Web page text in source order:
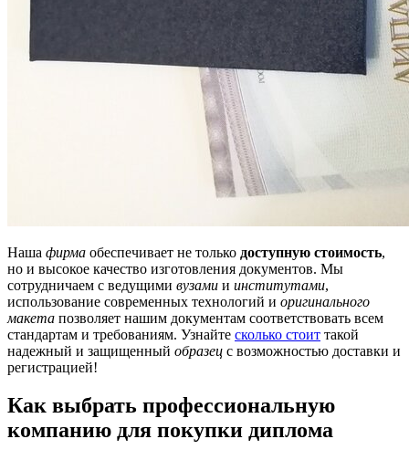
Наша фирма обеспечивает не только доступную стоимость,
но и высокое качество изготовления документов. Мы
сотрудничаем с ведущими вузами и институтами,
использование современных технологий и оригинального
макета позволяет нашим документам соответствовать всем
стандартам и требованиям. Узнайте сколько стоит такой
надежный и защищенный образец с возможностью доставки и
регистрацией!
Как выбрать профессиональную
компанию для покупки диплома